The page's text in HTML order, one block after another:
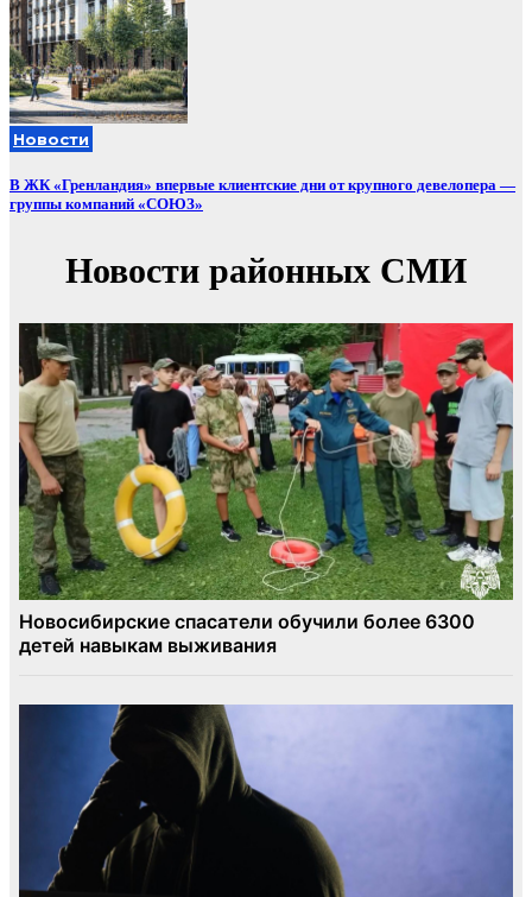
Новости
В ЖК «Гренландия» впервые клиентские дни от крупного девелопера —
группы компаний «СОЮЗ»